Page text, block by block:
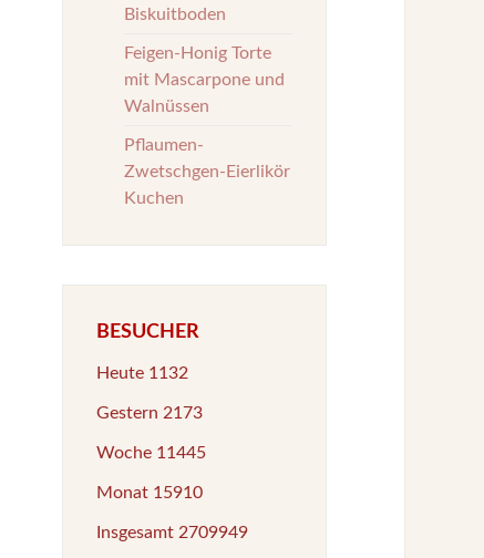
Biskuitboden
Feigen-Honig Torte
mit Mascarpone und
Walnüssen
Pflaumen-
Zwetschgen-Eierlikör
Kuchen
BESUCHER
Heute 1132
Gestern2173
Woche 11445
Monat 15910
Insgesamt2709949